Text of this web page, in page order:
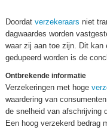
Doordat verzekeraars niet
dagwaardes worden
waar zij aan toe zijn. Dit kan
gedupeerd worden is de
Ontbrekende informatie
Verzekeringen met hoge
waardering van
de snelheid van afschrijving
Een hoog verzekerd bedrag